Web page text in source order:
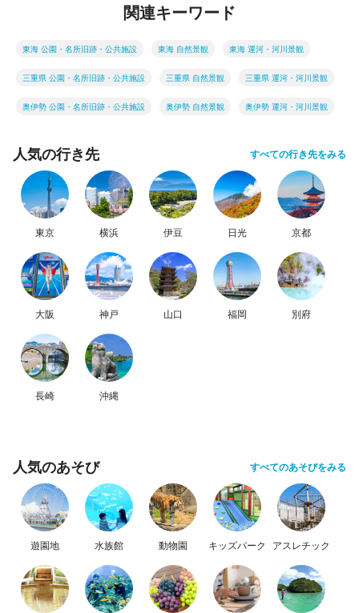
関連キーワード
東海 公園・名所旧跡・公共施設 東海 自然景観 東海 運河・河川景観
三重県 公園・名所旧跡・公共施設 三重県 自然景観 三重県 運河・河川景観
奥伊勢 公園・名所旧跡・公共施設 奥伊勢 自然景観 奥伊勢 運河・河川景観
人気の行き先 すべての行き先をみる
東京 横浜 伊豆 日光 京都
大阪 神戸 山口 福岡 別府
長崎 沖縄
人気のあそび すべてのあそびをみる
遊園地 水族館 動物園 キッズパーク アスレチック